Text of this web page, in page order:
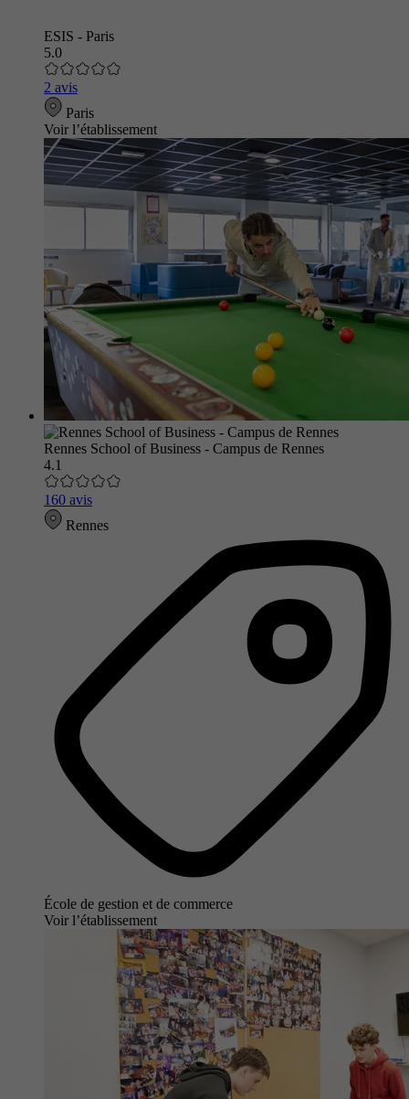
ESIS - Paris
5.0
2 avis
Paris
Voir l’établissement
Rennes School of Business - Campus de Rennes
4.1
160 avis
Rennes
École de gestion et de commerce
Voir l’établissement